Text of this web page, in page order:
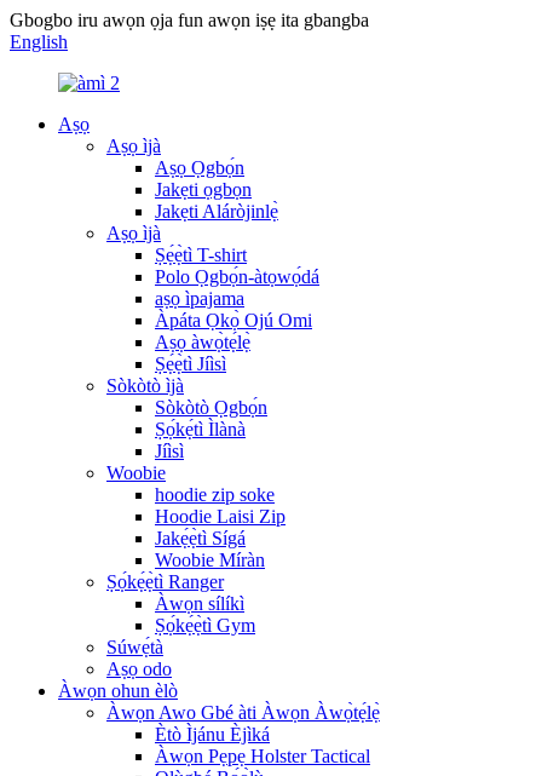
Gbogbo iru awọn ọja fun awọn iṣẹ ita gbangba
English
Aṣọ
Aṣọ ìjà
Aṣọ Ọgbọ́n
Jakẹti ọgbọn
Jakẹti Aláròjinlẹ̀
Aṣọ ìjà
Ṣẹ́ẹ̀tì T-shirt
Polo Ọgbọ́n-àtọwọ́dá
aṣọ ìpajama
Àpáta Ọkọ̀ Ojú Omi
Aṣọ àwọ̀tẹ́lẹ̀
Ṣẹ́ẹ̀tì Jíìsì
Sòkòtò ìjà
Sòkòtò Ọgbọ́n
Ṣọ́kẹ́tì Ìlànà
Jíìsì
Woobie
hoodie zip soke
Hoodie Laisi Zip
Jakẹ́ẹ̀tì Sígá
Woobie Míràn
Ṣọ́kẹ́ẹ̀tì Ranger
Àwọn sílíkì
Ṣọ́kẹ́ẹ̀tì Gym
Súwẹ́tà
Aṣọ odo
Àwọn ohun èlò
Àwọn Awo Gbé àti Àwọn Àwọ̀tẹ́lẹ̀
Ètò Ìjánu Èjìká
Àwọn Pẹpẹ Holster Tactical